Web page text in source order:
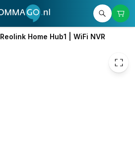
Reolink Home Hub1 | WiFi NVR